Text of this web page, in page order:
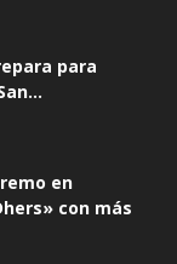
para
en
con más